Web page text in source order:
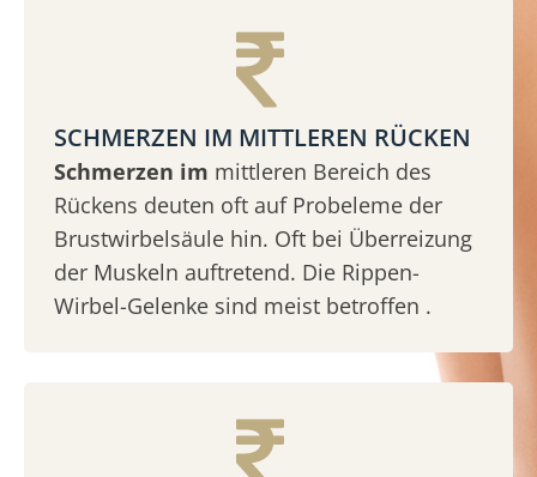
SCHMERZEN IM MITTLEREN RÜCKEN
Schmerzen im mittleren Bereich des
Rückens deuten oft auf Probeleme der
Brustwirbelsäule hin. Oft bei Überreizung
der Muskeln auftretend. Die Rippen-
Wirbel-Gelenke sind meist betroffen .